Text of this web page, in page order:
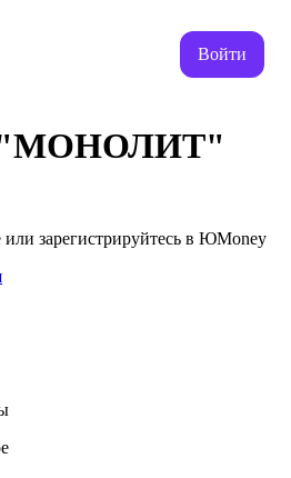
Войти
или зарегистрируйтесь в ЮMoney